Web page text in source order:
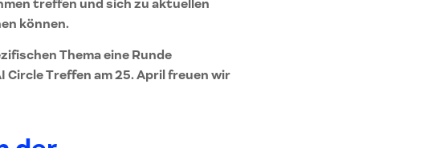
treffen und sich zu aktuellen
können.
Thema eine Runde
Treffen am 25. April freuen wir